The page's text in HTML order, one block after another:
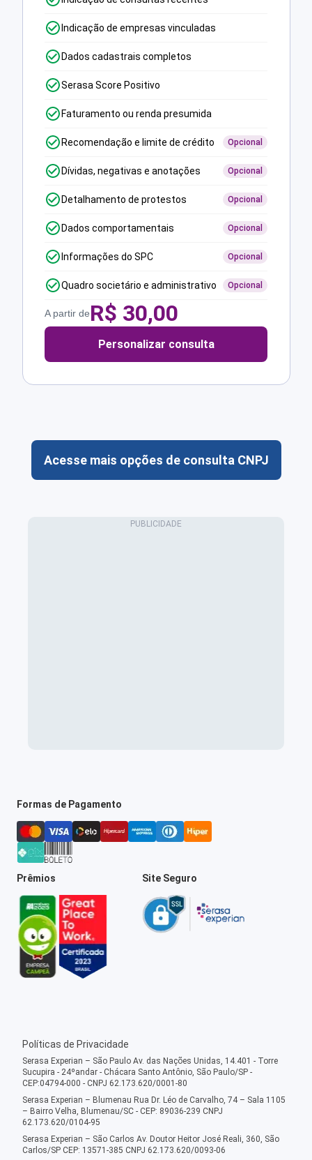
Indicação de empresas vinculadas
Dados cadastrais completos
Serasa Score Positivo
Faturamento ou renda presumida
Recomendação e limite de crédito Opcional
Dívidas, negativas e anotações Opcional
Detalhamento de protestos Opcional
Dados comportamentais Opcional
Informações do SPC Opcional
Quadro societário e administrativo Opcional
A partir deR$ 30,00
Personalizar consulta
Acesse mais opções de consulta CNPJ
Formas de Pagamento
Prêmios Site Seguro
Políticas de Privacidade
Serasa Experian – São Paulo Av. das Nações Unidas, 14.401 - Torre
Sucupira - 24ºandar - Chácara Santo Antônio, São Paulo/SP -
CEP:04794-000 - CNPJ 62.173.620/0001-80
Serasa Experian – Blumenau Rua Dr. Léo de Carvalho, 74 – Sala 1105
– Bairro Velha, Blumenau/SC - CEP: 89036-239 CNPJ
62.173.620/0104-95
Serasa Experian – São Carlos Av. Doutor Heitor José Reali, 360, São
Carlos/SP CEP: 13571-385 CNPJ 62.173.620/0093-06